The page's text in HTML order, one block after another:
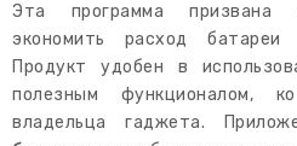
Эта программа призвана
экономить расход батареи
Продукт удобен в
полезным функционалом,
владельца гаджета.